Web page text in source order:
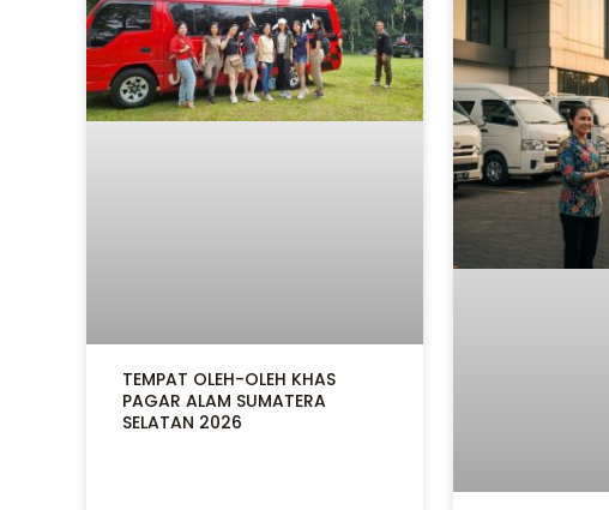
TEMPAT OLEH-OLEH KHAS
PAGAR ALAM SUMATERA
SELATAN 2026